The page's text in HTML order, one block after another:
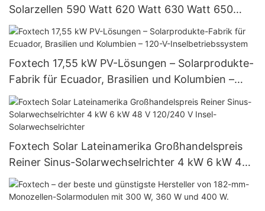
Solarzellen 590 Watt 620 Watt 630 Watt 650
Watt Bifaziales Modul mit Dual
Foxtech 17,55 kW PV-Lösungen – Solarprodukte-
Fabrik für Ecuador, Brasilien und Kolumbien –
120-V-Inselbetriebssystem
Foxtech Solar Lateinamerika Großhandelspreis
Reiner Sinus-Solarwechselrichter 4 kW 6 kW 48
V 120/240 V Insel-Solarwechselrichter